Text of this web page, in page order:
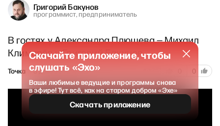
Григорий Бакунов
программист, предприниматель
В гостях у Александра Плющева — Михаил
Климарёв и Григорий Бакунов
Точка 3 декабря 2023 0
Скачайте приложение, чтобы
слушать «Эхо»
Ваши любимые ведущие и программы снова
в эфире! Тут всё, как на старом добром «Эхе»
Скачать приложение